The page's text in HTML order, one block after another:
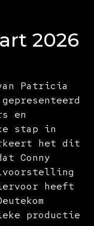
2026
Patricia
en
stap in
het dit
Conny
heeft
productie